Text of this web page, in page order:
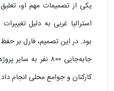
استرالیا غربی به دلیل
بود. در این تصمیم، فارل بر
جابه‌جایی ۸۰۰ نفر
کارکنان و جوامع محلی انجام داد.